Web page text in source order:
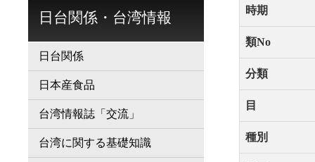
時期
類No
分類
目
種別
日台関係・台湾情報
日台関係
日本産食品
台湾情報誌「交流」
台湾に関する基礎知識